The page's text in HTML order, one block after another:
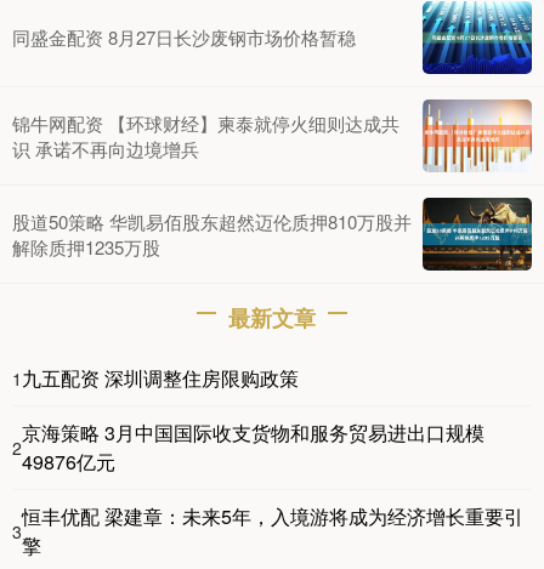
同盛金配资 8月27日长沙废钢市场价格暂稳
锦牛网配资 【环球财经】柬泰就停火细则达成共
识 承诺不再向边境增兵
股道50策略 华凯易佰股东超然迈伦质押810万股并
解除质押1235万股
最新文章
1 九五配资 深圳调整住房限购政策
2
京海策略 3月中国国际收支货物和服务贸易进出口规模
49876亿元
3
恒丰优配 梁建章：未来5年，入境游将成为经济增长重要引
擎